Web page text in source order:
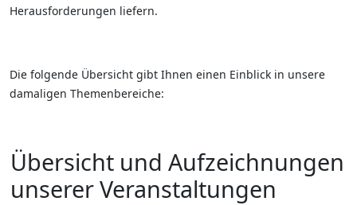
Herausforderungen liefern.
Die folgende Übersicht gibt Ihnen einen Einblick in unsere
damaligen Themenbereiche:
Übersicht und Aufzeichnungen
unserer Veranstaltungen